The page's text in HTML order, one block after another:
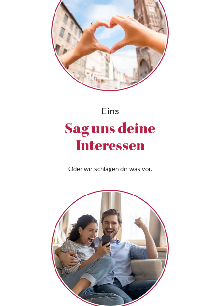
Eins
Sag uns deine
Interessen
Oder wir schlagen dir was vor.